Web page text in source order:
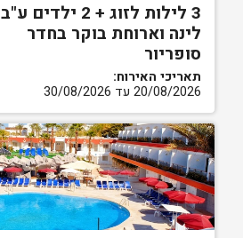
3 לילות לזוג + 2 ילדים ע"ב
לינה וארוחת בוקר בחדר
סופריור
תאריכי האירוח:
20/08/2026 עד 30/08/2026